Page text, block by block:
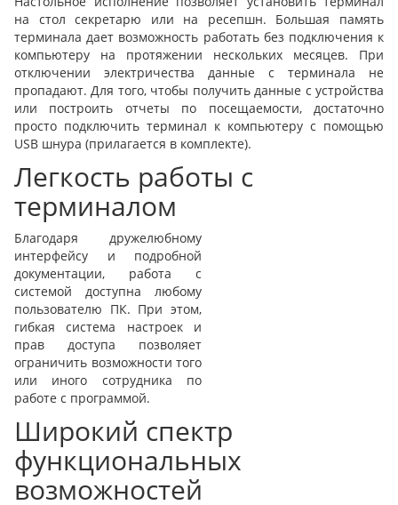
на стол секретарю или на ресепшн. Большая память
терминала дает возможность работать без подключения к
компьютеру на протяжении нескольких месяцев. При
отключении электричества данные с терминала не
пропадают. Для того, чтобы получить данные с устройства
или построить отчеты по посещаемости, достаточно
просто подключить терминал к компьютеру с помощью
USB шнура (прилагается в комплекте).
Легкость работы с
терминалом
Благодаря дружелюбному
интерфейсу и подробной
документации, работа с
системой доступна любому
пользователю ПК. При этом,
гибкая система настроек и
прав доступа позволяет
ограничить возможности того
или иного сотрудника по
работе с программой.
Широкий спектр
функциональных
возможностей